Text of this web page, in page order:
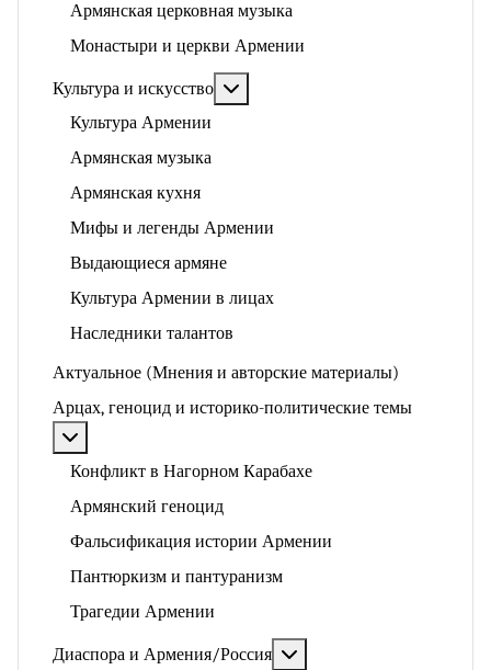
Армянская церковная музыка
Монастыри и церкви Армении
Культура и искусство
Культура Армении
Армянская музыка
Армянская кухня
Мифы и легенды Армении
Выдающиеся армяне
Культура Армении в лицах
Наследники талантов
Актуальное (Мнения и авторские материалы)
Арцах, геноцид и историко-политические темы
Конфликт в Нагорном Карабахе
Армянский геноцид
Фальсификация истории Армении
Пантюркизм и пантуранизм
Трагедии Армении
Диаспора и Армения/Россия